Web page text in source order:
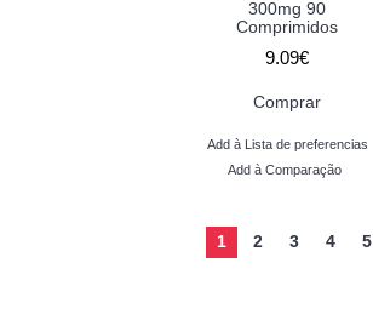
300mg 90
Comprimidos
9.09€
Comprar
Add à Lista de preferencias
Add à Comparação
1 2 3 4 5